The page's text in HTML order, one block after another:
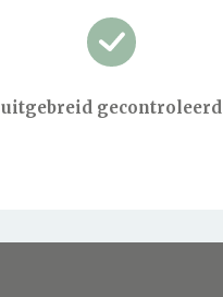
uitgebreid gecontroleerd